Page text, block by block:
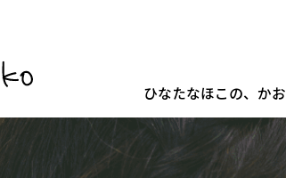
ひなたなほこの、かお